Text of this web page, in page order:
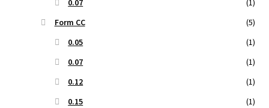
0.07
(1)
Form CC
(5)
0.05
(1)
0.07
(1)
0.12
(1)
0.15
(1)